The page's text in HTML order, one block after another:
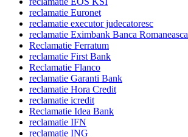
reclamatie Euronet
reclamatie executor judecatoresc
reclamatie Eximbank Banca Romaneasca
Reclamatie Ferratum
reclamatie First Bank
Reclamatie Flanco
reclamatie Garanti Bank
reclamatie Hora Credit
reclamatie icredit
Reclamatie Idea Bank
reclamatie IFN
reclamatie ING